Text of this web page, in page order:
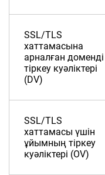
SSL/TLS
хаттамасына
арналған доменді
тіркеу куәліктері
(DV)
SSL/TLS
хаттамасы үшін
ұйымның тіркеу
куәліктері (OV)